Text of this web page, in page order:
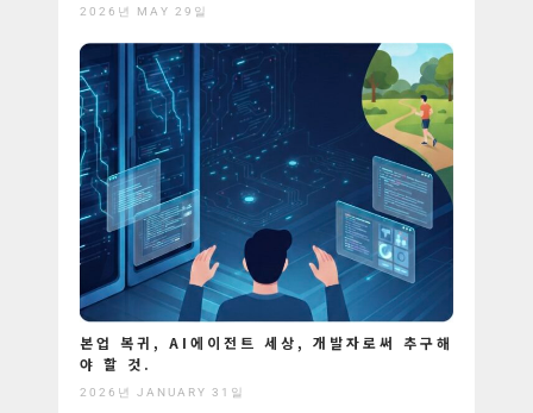
2026년 MAY 29일
본업 복귀, AI에이전트 세상, 개발자로써 추구해
야 할 것.
2026년 JANUARY 31일